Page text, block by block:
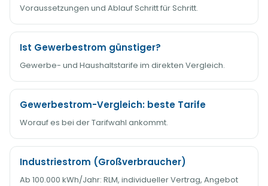
Voraussetzungen und Ablauf Schritt für Schritt.
Ist Gewerbestrom günstiger?
Gewerbe- und Haushaltstarife im direkten Vergleich.
Gewerbestrom-Vergleich: beste Tarife
Worauf es bei der Tarifwahl ankommt.
Industriestrom (Großverbraucher)
Ab 100.000 kWh/Jahr: RLM, individueller Vertrag, Angebot